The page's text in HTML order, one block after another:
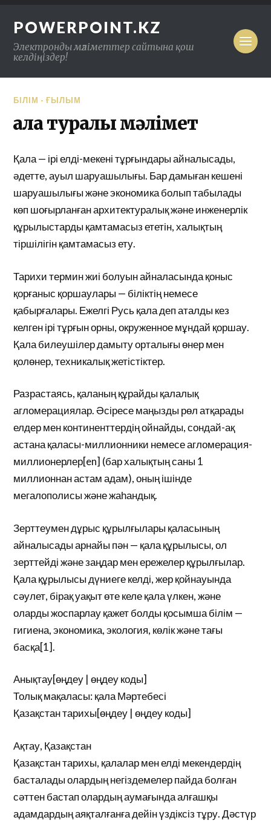
POWERPOINT.KZ
Электронды мәліметтер сайтына қош
келдіңіздер!
БІЛІМ - ҒЫЛЫМ
Қала туралы мәлімет
Қала — ірі елді-мекені тұрғындары айналысады,
әдетте, ауыл шаруашылығы. Бар дамыған кешені
шаруашылығы және экономика болып табылады
көп шоғырланған архитектуралық және инженерлік
құрылыстарды қамтамасыз ететін, халықтың
тіршілігін қамтамасыз ету.
Тарихи термин жиі болуын айналасында қоныс
қорғаныс қоршаулары — біліктің немесе
қабырғалары. Ежелгі Русь қала деп аталды кез
келген ірі тұрғын орны, окруженное мұндай қоршау.
Қала билеушілер дамыту орталығы өнер мен
қолөнер, техникалық жетістіктер.
Разрастаясь, қаланың құрайды қалалық
агломерациялар. Әсіресе маңызды рөл атқарады
елдер мен континенттердің ойнайды, сондай-ақ
астана қаласы-миллионники немесе агломерация-
миллионерлер[en] (бар халықтың саны 1
миллионнан астам адам), оның ішінде
мегалополисы және жаһандық.
Зерттеумен дұрыс құрылғылары қаласының
айналысады арнайы пән — қала құрылысы, ол
зерттейді және заңдар мен ережелер құрылғылар.
Қала құрылысы дүниеге келді, жер қойнауында
сәулет, бірақ уақыт өте келе қала үлкен, және
оларды жоспарлау қажет болды қосымша білім —
гигиена, экономика, экология, көлік және тағы
басқа[1].
Анықтау[өңдеу | өңдеу коды]
Толық мақаласы: қала Мәртебесі
Қазақстан тарихы[өңдеу | өңдеу коды]
Ақтау, Қазақстан
Қазақстан тарихы, қалалар мен елді мекендердің
басталады олардың негіздемелер пайда болған
сәттен бастап олардың аумағында алғашқы
адамдардың аяқталғанға дейін үздіксіз тұру. Дәстүр